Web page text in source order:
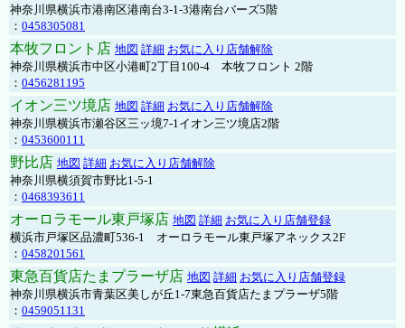
神奈川県横浜市港南区港南台3-1-3港南台バーズ5階
： 0458305081
本牧フロント店 地図 詳細 お気に入り店舗解除
神奈川県横浜市中区小港町2丁目100-4 本牧フロント 2階
： 0456281195
イオン三ツ境店 地図 詳細 お気に入り店舗解除
神奈川県横浜市瀬谷区三ッ境7-1イオン三ツ境店2階
： 0453600111
野比店 地図 詳細 お気に入り店舗解除
神奈川県横須賀市野比1-5-1
： 0468393611
オーロラモール東戸塚店 地図 詳細 お気に入り店舗登録
横浜市戸塚区品濃町536-1 オーロラモール東戸塚アネックス2F
： 0458201561
東急百貨店たまプラーザ店 地図 詳細 お気に入り店舗登録
神奈川県横浜市青葉区美しが丘1-7東急百貨店たまプラーザ5階
： 0459051131